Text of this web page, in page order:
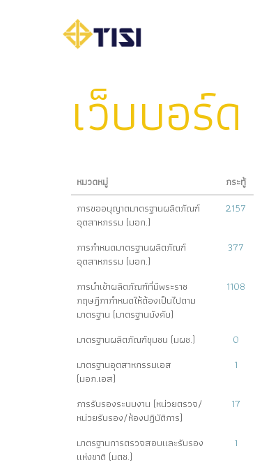
เว็บบอร์ด
หมวดหมู่
กระทู้
การขออนุญาตมาตรฐานผลิตภัณฑ์
อุตสาหกรรม (มอก.)
2157
การกำหนดมาตรฐานผลิตภัณฑ์
อุตสาหกรรม (มอก.)
377
การนำเข้าผลิตภัณฑ์ที่มีพระราช
กฤษฎีกากำหนดให้ต้องเป็นไปตาม
มาตรฐาน (มาตรฐานบังคับ)
1108
มาตรฐานผลิตภัณฑ์ชุมชน (มผช.)
0
มาตรฐานอุตสาหกรรมเอส
(มอก.เอส)
1
การรับรองระบบงาน (หน่วยตรวจ/
หน่วยรับรอง/ห้องปฏิบัติการ)
17
มาตรฐานการตรวจสอบและรับรอง
แห่งชาติ (มตช.)
1